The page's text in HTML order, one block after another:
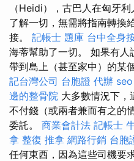
（Heidi），古巴人在匈牙
了解一切，無需將指南轉換
接。 記帳士 題庫 台中全身
海蒂幫助了一切。 如果有
帶到島上（甚至家中）的某
記台灣公司 台胞證 代辦
邊的整骨院 大多數情況下，
不付錢（或兩者兼而有之的
委託。 商業會計法 記帳士
拿 整復 推拿 網路行銷 台胞
任何東西，因為這些司機要